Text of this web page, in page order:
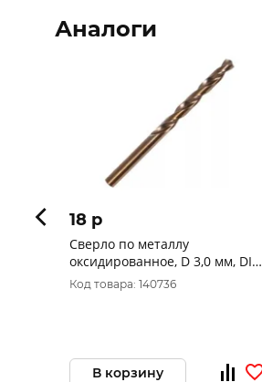
Аналоги
18 p
Сверло по металлу
оксидированное, D 3,0 мм, DIN
338, HSS сталь, InWork (33530-
1) КРАТНО 10шт
Код товара: 140736
В корзину